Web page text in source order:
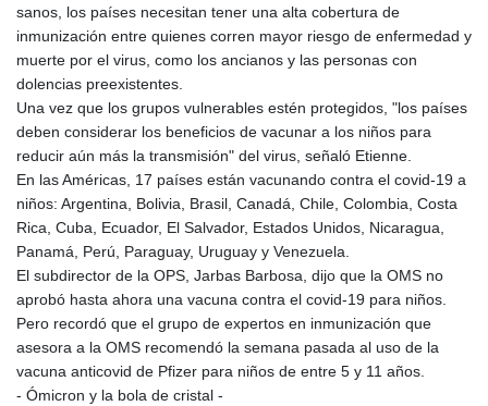
sanos, los países necesitan tener una alta cobertura de
inmunización entre quienes corren mayor riesgo de enfermedad y
muerte por el virus, como los ancianos y las personas con
dolencias preexistentes.
Una vez que los grupos vulnerables estén protegidos, "los países
deben considerar los beneficios de vacunar a los niños para
reducir aún más la transmisión" del virus, señaló Etienne.
En las Américas, 17 países están vacunando contra el covid-19 a
niños: Argentina, Bolivia, Brasil, Canadá, Chile, Colombia, Costa
Rica, Cuba, Ecuador, El Salvador, Estados Unidos, Nicaragua,
Panamá, Perú, Paraguay, Uruguay y Venezuela.
El subdirector de la OPS, Jarbas Barbosa, dijo que la OMS no
aprobó hasta ahora una vacuna contra el covid-19 para niños.
Pero recordó que el grupo de expertos en inmunización que
asesora a la OMS recomendó la semana pasada al uso de la
vacuna anticovid de Pfizer para niños de entre 5 y 11 años.
- Ómicron y la bola de cristal -